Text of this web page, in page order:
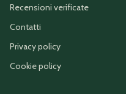
Recensioni verificate
Contatti
Privacy policy
Cookie policy